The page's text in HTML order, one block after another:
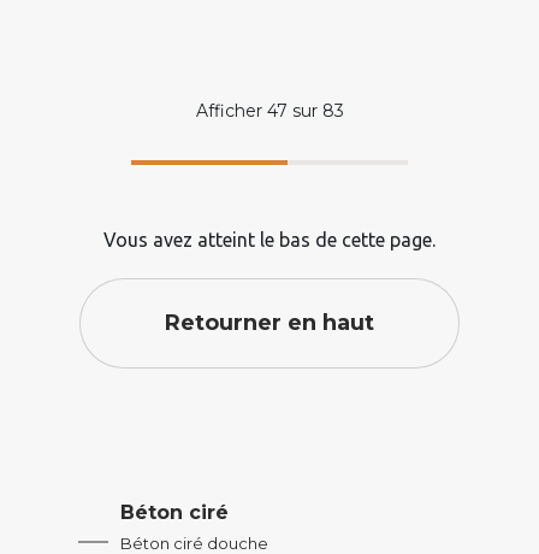
Afficher 47 sur 83
Vous avez atteint le bas de cette page.
Retourner en haut
Béton ciré
Béton ciré douche